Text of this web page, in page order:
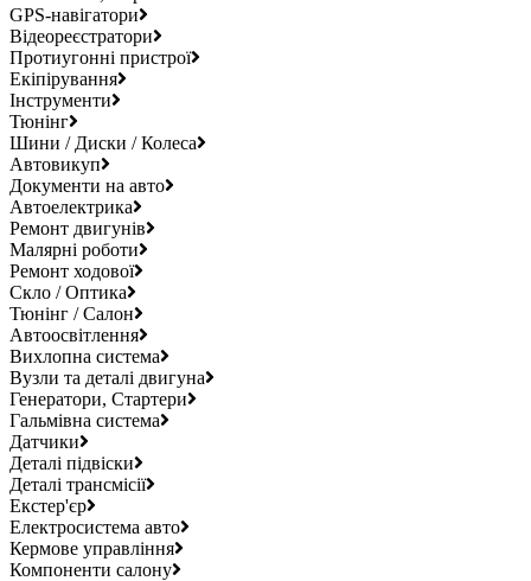
GPS-навігатори
Відеореєстратори
Протиугонні пристрої
Екіпірування
Інструменти
Тюнінг
Шини / Диски / Колеса
Автовикуп
Документи на авто
Автоелектрика
Ремонт двигунів
Малярні роботи
Ремонт ходової
Скло / Оптика
Тюнінг / Салон
Автоосвітлення
Вихлопна система
Вузли та деталі двигуна
Генератори, Стартери
Гальмівна система
Датчики
Деталі підвіски
Деталі трансмісії
Екстер'єр
Електросистема авто
Кермове управління
Компоненти салону